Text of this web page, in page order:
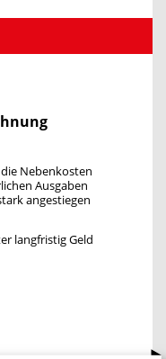
Nebenkosten
Ausgaben
angestiegen
langfristig Geld